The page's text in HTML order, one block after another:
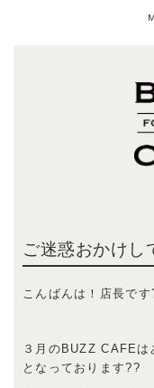
ご迷惑おかけし
こんばんは！店長で
３月のBUZZ CAFEは
となっております??